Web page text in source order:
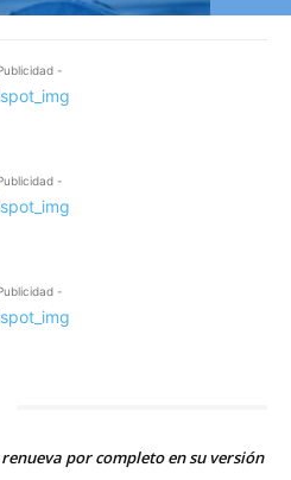
-
-
-
renueva por completo en su versión